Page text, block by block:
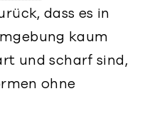
dass es in
kaum
und scharf sind,
ohne